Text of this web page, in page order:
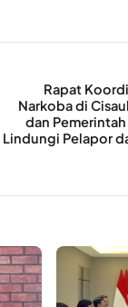
Rapat
Narkoba di
dan
Lindungi Pelapor